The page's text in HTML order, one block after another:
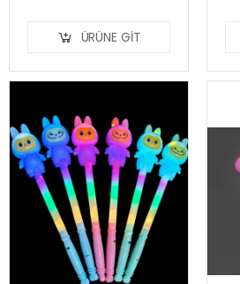
ÜRÜNE GIT